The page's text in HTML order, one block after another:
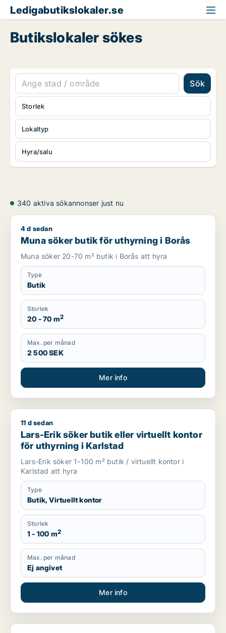
Ledigabutikslokaler.se
Butikslokaler sökes
Sök
Lokaltyp
Hyra/salu
Storlek
340 aktiva sökannonser just nu
Muna söker butik för uthyrning i Borås
4 d sedan
Muna söker butik för uthyrning i Borås
Muna söker 20-70 m² butik i Borås att hyra
Type
Butik
Storlek
20 - 70 m2
Max. per månad
2 500 SEK
Mer info
Lars-Erik söker butik eller virtuellt kontor för uthyrning i
11 d sedan
Lars-Erik söker butik eller virtuellt kontor
för uthyrning i Karlstad
Lars-Erik söker 1-100 m² butik / virtuellt kontor i
Karlstad att hyra
Type
Butik, Virtuellt kontor
Storlek
1 - 100 m2
Max. per månad
Ej angivet
Mer info